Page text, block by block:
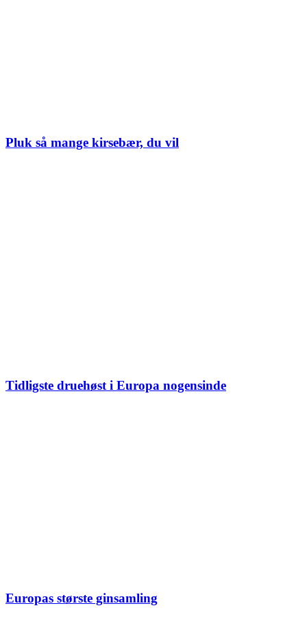
Pluk så mange kirsebær, du vil
Tidligste druehøst i Europa nogensinde
Europas største ginsamling